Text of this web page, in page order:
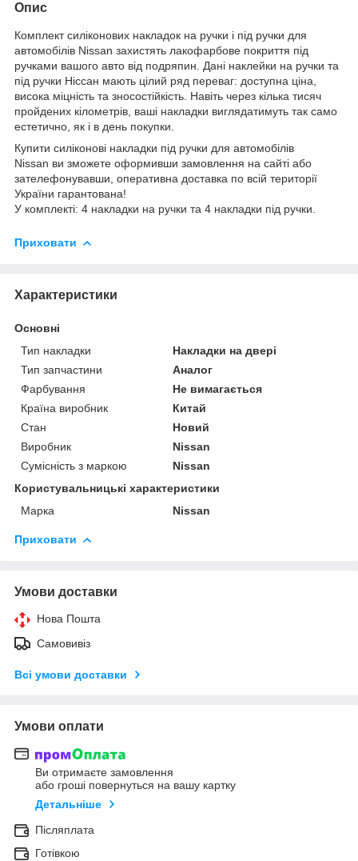
Опис
Комплект силіконових накладок на ручки і під ручки для
автомобілів Nissan захистять лакофарбове покриття під
ручками вашого авто від подряпин. Дані наклейки на ручки та
під ручки Ніссан мають цілий ряд переваг: доступна ціна,
висока міцність та зносостійкість. Навіть через кілька тисяч
пройдених кілометрів, ваші накладки виглядатимуть так само
естетично, як і в день покупки.
Купити силіконові накладки під ручки для автомобілів
Nissan ви зможете оформивши замовлення на сайті або
зателефонувавши, оперативна доставка по всій території
України гарантована!
У комплекті: 4 накладки на ручки та 4 накладки під ручки.
Приховати
Характеристики
Основні
Тип накладки
Накладки на двері
Тип запчастини
Аналог
Фарбування
Не вимагається
Країна виробник
Китай
Стан
Новий
Виробник
Nissan
Сумісність з маркою
Nissan
Користувальницькі характеристики
Марка
Nissan
Приховати
Умови доставки
Нова Пошта
Самовивіз
Всі умови доставки
Умови оплати
Ви отримаєте замовлення
або гроші повернуться на вашу картку
Детальніше
Післяплата
Готівкою